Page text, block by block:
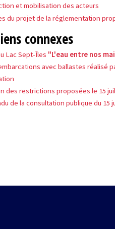
et mobilisation des acteurs
du projet de la réglementation
connexes
Lac Sept-Îles "L'eau entre nos
avec ballastes réalisé
des restrictions proposées le 15
de la consultation publique du 15